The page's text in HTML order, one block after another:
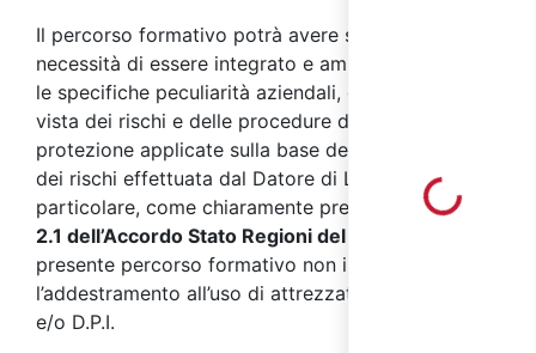
Il percorso formativo potrà avere successivamente
necessità di essere integrato e ampliato secondo
le specifiche peculiarità aziendali, dal punto di
vista dei rischi e delle procedure di prevenzione e
protezione applicate sulla base della valutazione
dei rischi effettuata dal Datore di Lavoro. In
particolare, come chiaramente precisato dalpunto
2.1 dell’Accordo Stato Regioni del 17/04/2025
presente percorso formativo non include
l’addestramento all’uso di attrezzature di lavoro
e/o D.P.I.
Loading...